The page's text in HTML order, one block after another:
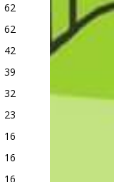
62
62
42
39
32
23
16
16
16